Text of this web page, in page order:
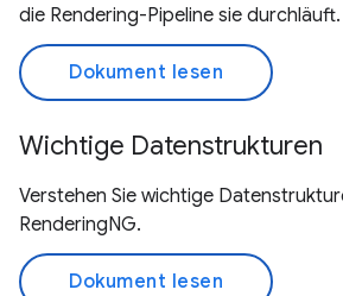
die Rendering-Pipeline sie durchläuft.
Dokument lesen
Wichtige Datenstrukturen
Verstehen Sie wichtige
RenderingNG.
Dokument lesen